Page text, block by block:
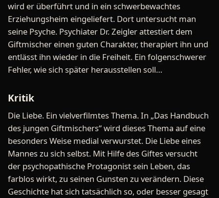
wird er überführt und in ein schwerbewachtes
Erziehungsheim eingeliefert. Dort untersucht man
seine Psyche. Psychiater Dr. Zeigler attestiert dem
Giftmischer einen guten Charakter, therapiert ihn und
entlässt ihn wieder in die Freiheit. Ein folgenschwerer
Fehler, wie sich später herausstellen soll…
Kritik
Die Liebe. Ein vielverfilmtes Thema. In „Das Handbuch
des jungen Giftmischers“ wird dieses Thema auf eine
besonders Weise medial verwurstet. Die Liebe eines
Mannes zu sich selbst. Mit Hilfe des Giftes versucht
der psychopathische Protagonist sein Leben, das
farblos wirkt, zu seinen Gunsten zu verändern. Diese
Geschichte hat sich tatsächlich so, oder besser gesagt